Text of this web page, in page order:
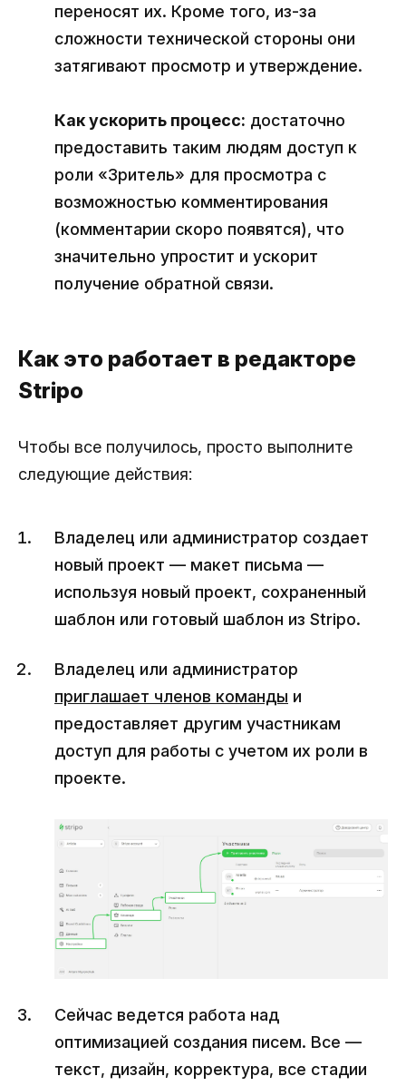
переносят их. Кроме того, из-за
сложности технической стороны они
затягивают просмотр и утверждение.
Как ускорить процесс: достаточно
предоставить таким людям доступ к
роли «Зритель» для просмотра с
возможностью комментирования
(комментарии скоро появятся), что
значительно упростит и ускорит
получение обратной связи.
Как это работает в редакторе
Stripo
Чтобы все получилось, просто выполните
следующие действия:
Владелец или администратор создает
новый проект — макет письма —
используя новый проект, сохраненный
шаблон или готовый шаблон из Stripo.
Владелец или администратор
приглашает членов команды и
предоставляет другим участникам
доступ для работы с учетом их роли в
проекте.
Сейчас ведется работа над
оптимизацией создания писем. Все —
текст, дизайн, корректура, все стадии